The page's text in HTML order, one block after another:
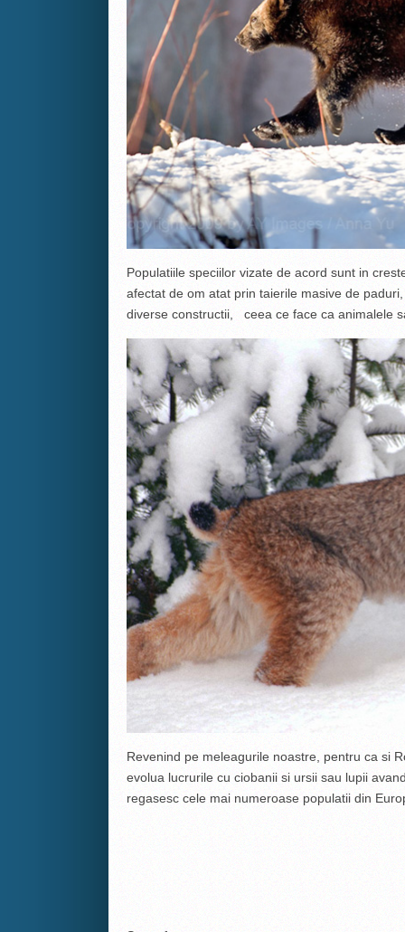
Populatiile speciilor vizate de acord sunt in
afectat de om atat prin taierile masive de
diverse constructii, ceea ce face ca animalele
Revenind pe meleagurile noastre, pentru ca si
evolua lucrurile cu ciobanii si ursii sau lupii
regasesc cele mai numeroase populatii din